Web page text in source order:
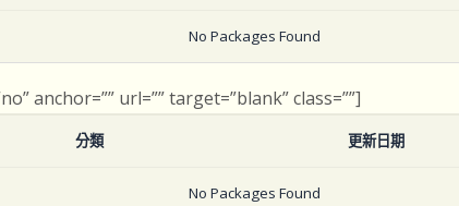
No Packages Found
anchor=”” url=”” target=”blank” class=””]
分類 更新日期
No Packages Found